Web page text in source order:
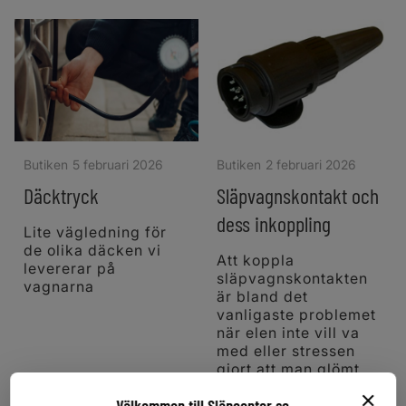
Mycket bra hästsläp för
pengarna!
tyngdpunkt för högre
säkerhet och stabila
köregenskaper. D-serien är
ett pålitligt val vid transport
av småmaskiner och smidig
vid lastning och lossning.
Vagnen på bilden kan vara
Butiken 5 februari 2026
Däcktryck
Lite vägledning för
de olika däcken vi
levererar på
vagnarna
Butiken 2 februari 2026
Släpvagnskontakt och
dess inkoppling
Att koppla
släpvagnskontakten
är bland det
vanligaste problemet
när elen inte vill va
med eller stressen
gjort att man glömt